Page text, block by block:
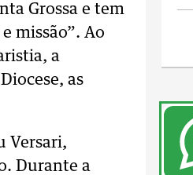
Grossa e tem
missão”. Ao
a
as
Versari,
Durante a